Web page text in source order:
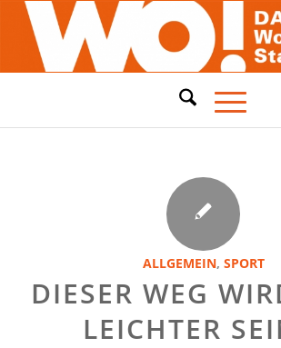
ALLGEMEIN, SPORT
DIESER WEG
LEICHTER